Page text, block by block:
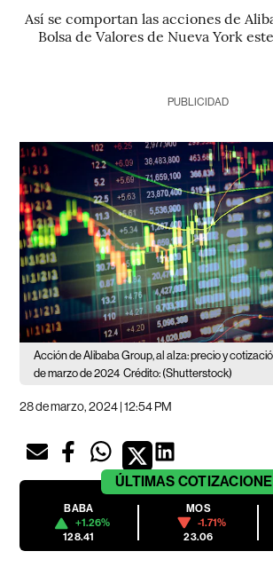
Así se comportan las acciones de
Bolsa de Valores de Nueva York
PUBLICIDAD
Acción de Alibaba Group, al alza: precio y
de marzo de 2024 Crédito: (Shutterstock)
28 de marzo, 2024 | 12:54 PM
ÚLTIMAS
BABA
+1.26%
128.41
MOS
-1.71%
23.06